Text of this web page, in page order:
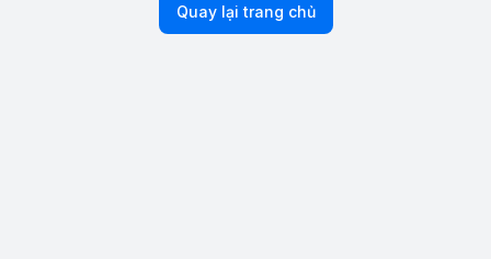
Quay lại trang chủ